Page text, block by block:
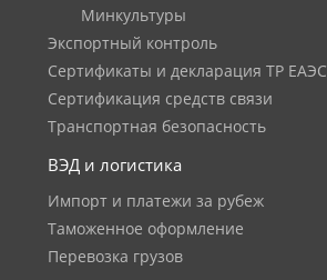
Минкультуры
Экспортный контроль
Сертификаты и декларация ТР ЕАЭС
Сертификация средств связи
Транспортная безопасность
ВЭД и логистика
Импорт и платежи за рубеж
Таможенное оформление
Перевозка грузов